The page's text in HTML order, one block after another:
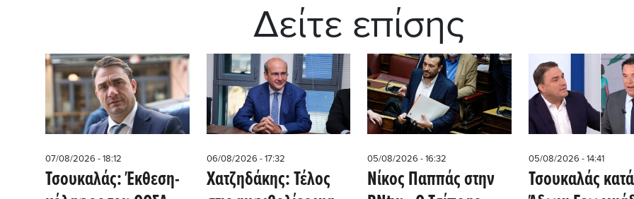
Δείτε επίσης
07/08/2026 - 18:12
Τσουκαλάς: Έκθεση-
06/08/2026 - 17:32
Χατζηδάκης: Τέλος
05/08/2026 - 16:32
Νίκος Παππάς στην
05/08/2026 - 14:41
Τσουκαλάς κατά